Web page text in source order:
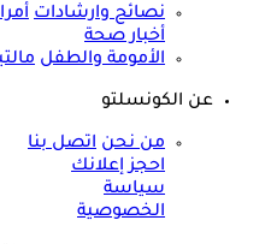
نصائح وارشادات
أخبار صحة
الأمومة والطفل
عن الكونسلتو
من نحن اتصل بنا
احجز إعلانك
سياسة
الخصوصية